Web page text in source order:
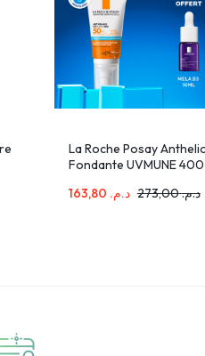
La Roche Posay
Fondante UVMUNE 400
Posay Mela B3 Pack
د.م. د.م.273,00